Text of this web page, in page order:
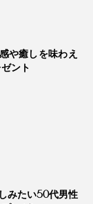
の高い羊毛を
冷えする真冬
や癒しを味わえ
ント
みたい50代男性